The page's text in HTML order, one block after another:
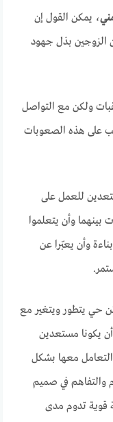
، يمكن القول إن
الزوجين بذل جهود
ولكن مع التواصل
على هذه الصعوبات
للعمل على
بينهما وأن يتعلموا
وأن يعبّرا عن
حي يتطور ويتغير مع
يكونا مستعدين
التعامل معها بشكل
والتفاهم في صميم
قوية تدوم مدى